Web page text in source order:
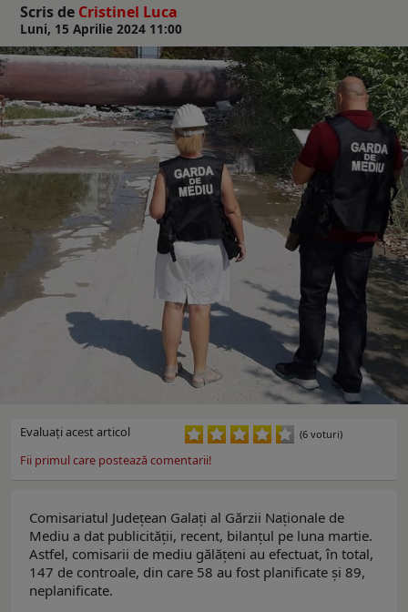
Scris de Cristinel Luca
Luni, 15 Aprilie 2024 11:00
Evaluaţi acest articol (6 voturi)
Fii primul care postează comentarii!
Comisariatul Județean Galați al Gărzii Naționale de
Mediu a dat publicității, recent, bilanțul pe luna martie.
Astfel, comisarii de mediu gălățeni au efectuat, în total,
147 de controale, din care 58 au fost planificate și 89,
neplanificate.